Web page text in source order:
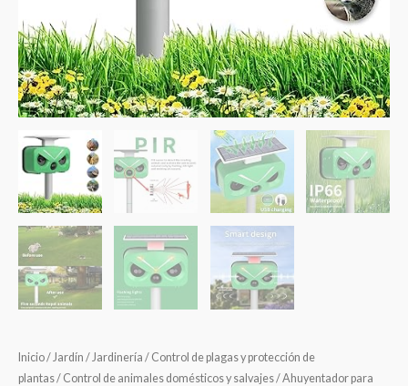
Inicio/ Jardín / Jardinería / Control de plagas y protección de
plantas/ Control de animales domésticos y salvajes/ Ahuyentador para